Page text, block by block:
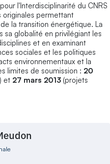
l'Interdisciplinarité du CNRS
originales permettant
la transition énergétique. La
globalité en privilégiant les
et en examinant
sociales et les politiques
environnementaux et la
limites de soumission : 20
et 27 mars 2013 (projets